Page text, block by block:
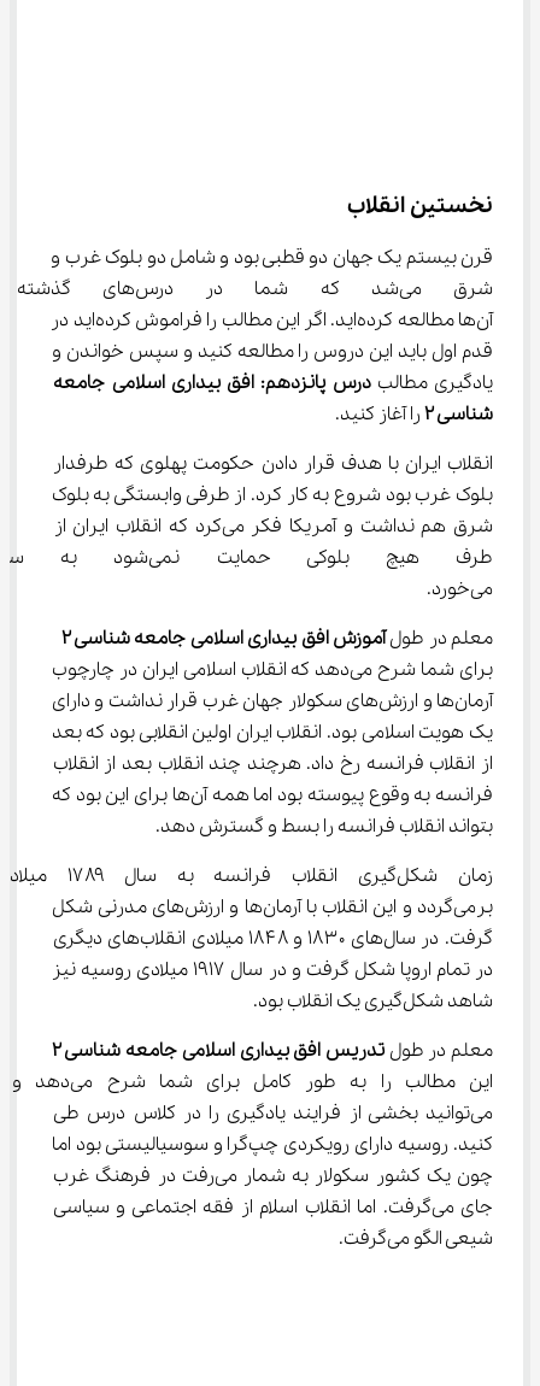
نخستین انقلاب
قرن بیستم یک جهان دو قطبی بود و شامل دو بلوک غرب و
شرق می‌شد که شما در
آن‌ها مطالعه کرده‌اید. اگر این مطالب را فراموش کرده‌اید در
قدم اول باید این دروس را مطالعه کنید و سپس خواندن و
یادگیری مطالب درس پانزدهم: افق بیداری اسلامی جامعه
شناسی ۲
را آغاز کنید.
انقلاب ایران با هدف قرار دادن حکومت پهلوی که طرفدار
بلوک غرب بود شروع به کار کرد. از طرفی وابستگی به بلوک
شرق هم نداشت و آمریکا فکر می‌کرد که انقلاب ایران از
طرف هیچ بلوکی حمایت
می‌خورد.
معلم در طول آموزش افق بیداری اسلامی جامعه شناسی ۲
برای شما شرح می‌دهد که انقلاب اسلامی ایران در چارچوب
آرمان‌ها و ارزش‌های سکولار جهان غرب قرار نداشت و دارای
یک هویت اسلامی بود. انقلاب ایران اولین انقلابی بود که بعد
از انقلاب فرانسه رخ داد. هرچند چند انقلاب بعد از انقلاب
فرانسه به وقوع پیوسته بود اما همه آن‌ها برای این بود که
بتواند انقلاب فرانسه را بسط و گسترش دهد.
زمان شکل‌گیری انقلاب فرانسه به سال
برمی‌گردد و این انقلاب با آرمان‌ها و ارزش‌های مدرنی شکل
گرفت. در سال‌های ۱۸۳۰ و ۱۸۴۸ میلادی انقلاب‌های دیگری
در تمام اروپا شکل گرفت و در سال ۱۹۱۷ میلادی روسیه نیز
شاهد شکل‌گیری یک انقلاب بود.
معلم در طول تدریس افق بیداری اسلامی جامعه شناسی ۲
این مطالب را به طور کامل برای
می‌توانید بخشی از فرایند یادگیری را در کلاس درس طی
کنید. روسیه دارای رویکردی چپ‌گرا و سوسیالیستی بود اما
چون یک کشور سکولار به شمار می‌رفت در فرهنگ غرب
جای می‌گرفت. اما انقلاب اسلام از فقه اجتماعی و سیاسی
شیعی الگو می‌گرفت.